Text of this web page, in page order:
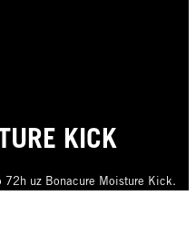
KICK
uz Bonacure Moisture Kick.